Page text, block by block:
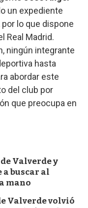
un expediente
lo que dispone
Real Madrid.
ningún integrante
hasta
abordar este
del club por
que preocupa en
Valverde y
a buscar al
mano
Valverde volvió